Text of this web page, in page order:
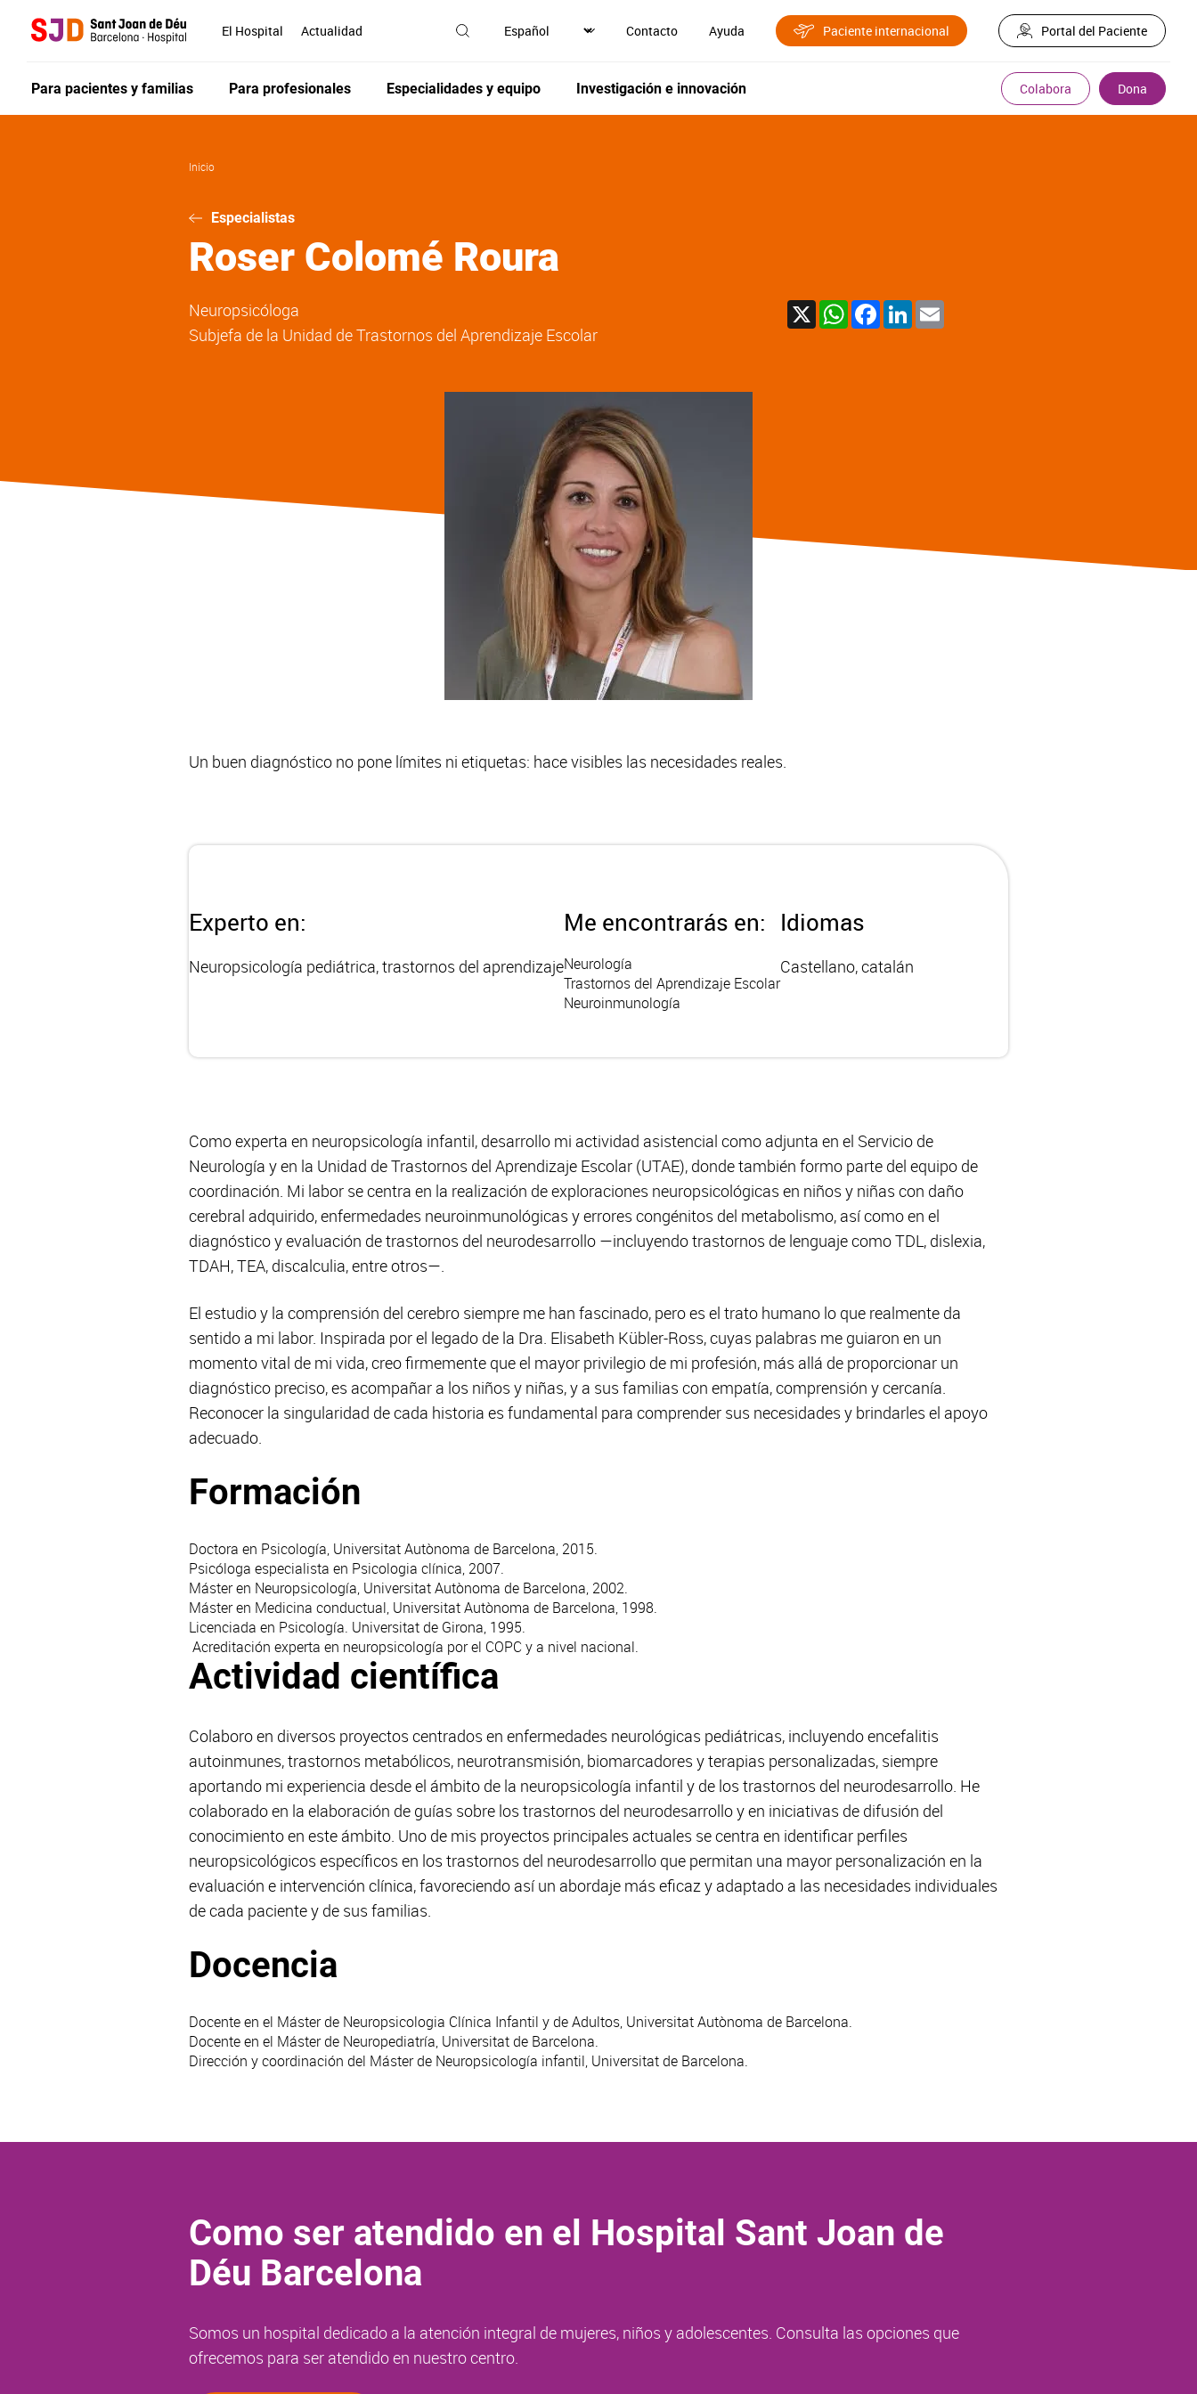
El Hospital Actualidad Contacto Ayuda Paciente internacional Portal del Paciente
Para pacientes y familias Para profesionales Especialidades y equipo Investigación e innovación Colabora Dona
Inicio
Especialistas
Roser Colomé Roura
Neuropsicóloga
Subjefa de la Unidad de Trastornos del Aprendizaje Escolar
X WhatsAppFacebook
LinkedIn
Un buen diagnóstico no pone límites ni etiquetas: hace visibles las necesidades reales.
Experto en:
Neuropsicología pediátrica, trastornos del aprendizaje
Me encontrarás en:
Neurología
Trastornos del Aprendizaje Escolar
Neuroinmunología
Idiomas
Castellano, catalán
Como experta en neuropsicología infantil, desarrollo mi actividad asistencial como adjunta en el Servicio de
Neurología y en la Unidad de Trastornos del Aprendizaje Escolar (UTAE), donde también formo parte del equipo de
coordinación. Mi labor se centra en la realización de exploraciones neuropsicológicas en niños y niñas con daño
cerebral adquirido, enfermedades neuroinmunológicas y errores congénitos del metabolismo, así como en el
diagnóstico y evaluación de trastornos del neurodesarrollo —incluyendo trastornos de lenguaje como TDL, dislexia,
TDAH, TEA, discalculia, entre otros—.
El estudio y la comprensión del cerebro siempre me han fascinado, pero es el trato humano lo que realmente da
sentido a mi labor. Inspirada por el legado de la Dra. Elisabeth Kübler-Ross, cuyas palabras me guiaron en un
momento vital de mi vida, creo firmemente que el mayor privilegio de mi profesión, más allá de proporcionar un
diagnóstico preciso, es acompañar a los niños y niñas, y a sus familias con empatía, comprensión y cercanía.
Reconocer la singularidad de cada historia es fundamental para comprender sus necesidades y brindarles el apoyo
adecuado.
Formación
Doctora en Psicología, Universitat Autònoma de Barcelona, 2015.
Psicóloga especialista en Psicologia clínica, 2007.
Máster en Neuropsicología, Universitat Autònoma de Barcelona, 2002.
Máster en Medicina conductual, Universitat Autònoma de Barcelona, 1998.
Licenciada en Psicología. Universitat de Girona, 1995.
Acreditación experta en neuropsicología por el COPC y a nivel nacional.
Actividad científica
Colaboro en diversos proyectos centrados en enfermedades neurológicas pediátricas, incluyendo encefalitis
autoinmunes, trastornos metabólicos, neurotransmisión, biomarcadores y terapias personalizadas, siempre
aportando mi experiencia desde el ámbito de la neuropsicología infantil y de los trastornos del neurodesarrollo. He
colaborado en la elaboración de guías sobre los trastornos del neurodesarrollo y en iniciativas de difusión del
conocimiento en este ámbito. Uno de mis proyectos principales actuales se centra en identificar perfiles
neuropsicológicos específicos en los trastornos del neurodesarrollo que permitan una mayor personalización en la
evaluación e intervención clínica, favoreciendo así un abordaje más eficaz y adaptado a las necesidades individuales
de cada paciente y de sus familias.
Docencia
Docente en el Máster de Neuropsicologia Clínica Infantil y de Adultos, Universitat Autònoma de Barcelona.
Docente en el Máster de Neuropediatría, Universitat de Barcelona.
Dirección y coordinación del Máster de Neuropsicología infantil, Universitat de Barcelona.
Como ser atendido en el Hospital Sant Joan de
Déu Barcelona
Somos un hospital dedicado a la atención integral de mujeres, niños y adolescentes. Consulta las opciones que
ofrecemos para ser atendido en nuestro centro.